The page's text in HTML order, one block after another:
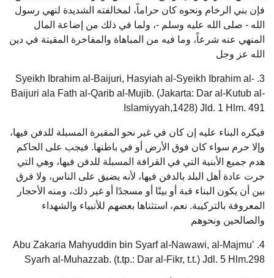
فإن بني الرخام ونحوه كان حراماً، لمخالفته الشديدة لنهي رسول
الله - صلى الله عليه وسلم -، ولما في ذلك من إضاعة المال
المنهي عنه شرعاً، وما فيه من المباهاة والمفاخرة المقيتة في دين
الله عز وجل
3. Syeikh Ibrahim al-Baijuri, Hasyiah al-Syeikh Ibrahim al-
Baijuri ala Fath al-Qarib al-Mujib. (Jakarta: Dar al-Kutub al-
Islamiyyah,1428) Jld. 1 Hlm. 491
فيكره البناء عليه إن كان في غير نحو المقبرة المسبلة للدفن فيها،
وإلا حرم سواء كان فوق الأرض أو في باطنها. فيجب على الحاكم
هدم جميع الأبنية التي في القرافة المسبلة للدفن فيها، وهي التي
جرت عادة أهل البلد بالدفن فيها، لأنه يضيق على الناس، ولا فرق
بين أن يكون البناء قبة أو بيتًا أو مسجدًا أو غير ذلك، ومنه الأحجار
المعروفة بالتركيبة. نعم، استثناها بعضهم للأنبياء والشهداء
والصالحين ونحوهم
4. Abu Zakaria Mahyuddin bin Syarf al-Nawawi, al-Majmu’
Syarh al-Muhazzab. (t.tp.: Dar al-Fikr, t.t.) Jdl. 5 Hlm.298